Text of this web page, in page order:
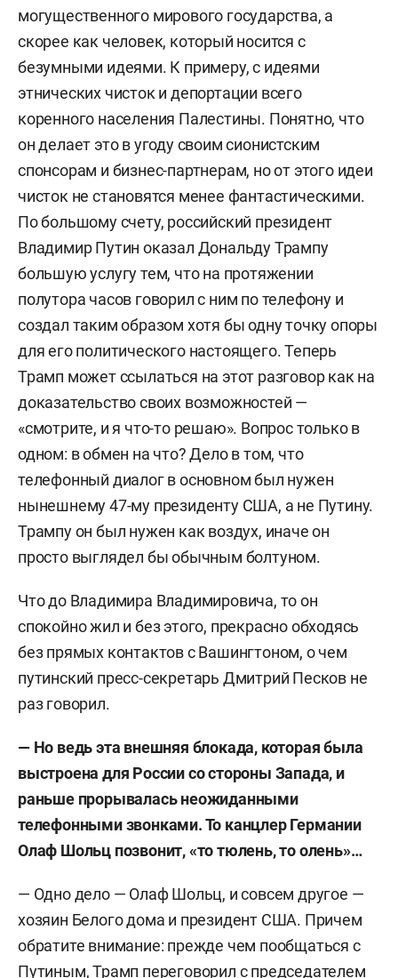
деятель, публицист, правозащитник,
радиоведущий, телеведущий, видеоблогер.
Родился 22 февраля 1966 года в Москве.
Лидер Российской партии свободы и
справедливости с марта 2021-го по сентябрь
2022-го, депутат Законодательного собрания
Владимирской области VII созыва с 9 сентября
2018 до 31 марта 2022 года. Член совета при
президенте Российской Федерации по развитию
гражданского общества и правам человека
(2012–2018). Член Общественной палаты
Российской Федерации II и III составов (2008–
Является признанным экспертом в сфере
религиоведения и востоковедения.
могущественного мирового государства, а
скорее как человек, который носится с
безумными идеями. К примеру, с идеями
этнических чисток и депортации всего
коренного населения Палестины. Понятно, что
он делает это в угоду своим сионистским
спонсорам и бизнес-партнерам, но от этого идеи
чисток не становятся менее фантастическими.
По большому счету, российский президент
Владимир Путин оказал Дональду Трампу
большую услугу тем, что на протяжении
полутора часов говорил с ним по телефону и
создал таким образом хотя бы одну точку опоры
для его политического настоящего. Теперь
Трамп может ссылаться на этот разговор как на
доказательство своих возможностей —
«смотрите, и я что-то решаю». Вопрос только в
одном: в обмен на что? Дело в том, что
телефонный диалог в основном был нужен
нынешнему 47-му президенту США, а не Путину.
Трампу он был нужен как воздух, иначе он
просто выглядел бы обычным болтуном.
Что до Владимира Владимировича, то он
спокойно жил и без этого, прекрасно обходясь
без прямых контактов с Вашингтоном, о чем
путинский пресс-секретарь Дмитрий Песков не
раз говорил.
— Но ведь эта внешняя блокада, которая была
выстроена для России со стороны Запада, и
раньше прорывалась неожиданными
телефонными звонками. То канцлер Германии
Олаф Шольц позвонит, «то тюлень, то олень»…
— Одно дело — Олаф Шольц, и совсем другое —
хозяин Белого дома и президент США. Причем
обратите внимание: прежде чем пообщаться с
Путиным, Трамп переговорил с председателем